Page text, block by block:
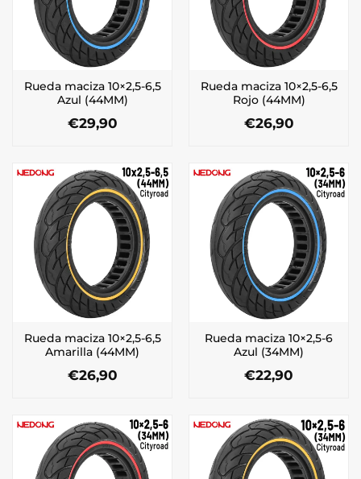
Rueda maciza 10×2,5-6,5
Azul (44MM)
€29,90
Rueda maciza 10×2,5-6,5
Rojo (44MM)
€26,90
Rueda maciza 10×2,5-6,5
Amarilla (44MM)
€26,90
Rueda maciza 10×2,5-6
Azul (34MM)
€22,90